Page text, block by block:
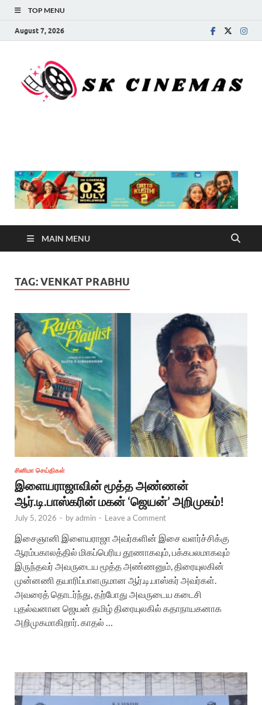
TOP MENU
August 7, 2026
MAIN MENU
TAG:VENKAT PRABHU
சினிமா செய்திகள்
இளையராஜாவின் மூத்த அண்ணன்
ஆர்.டி.பாஸ்கரின் மகன் ‘ஜெயன்’ அறிமுகம்!
July 5, 2026 - byadmin - Leave a Comment
இசைஞானி இளையராஜா அவர்களின் இசை வளர்ச்சிக்கு
ஆரம்பகாலத்தில் மிகப்பெரிய தூணாகவும், பக்கபலமாகவும்
இருந்தவர் அவருடைய மூத்த அண்ணனும், திரையுலகின்
முன்னணி தயாரிப்பாளருமான ஆர்.டி.பாஸ்கர் அவர்கள்.
அவரைத் தொடர்ந்து, தற்போது அவருடைய கடைசி
புதல்வனான ஜெயன் தமிழ் திரையுலகில் கதாநாயகனாக
அறிமுகமாகிறார். காதல் …